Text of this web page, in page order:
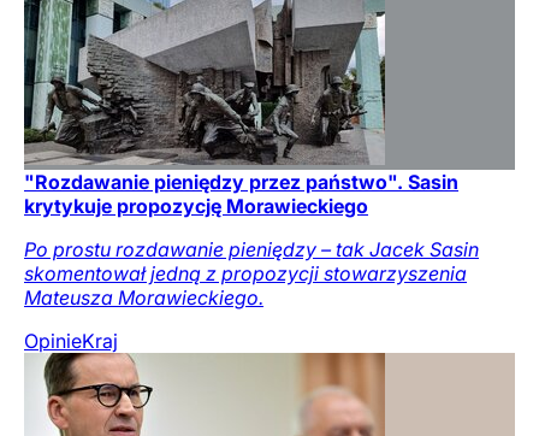
"Rozdawanie pieniędzy przez państwo". Sasin
krytykuje propozycję Morawieckiego
Po prostu rozdawanie pieniędzy – tak Jacek Sasin
skomentował jedną z propozycji stowarzyszenia
Mateusza Morawieckiego.
OpinieKraj